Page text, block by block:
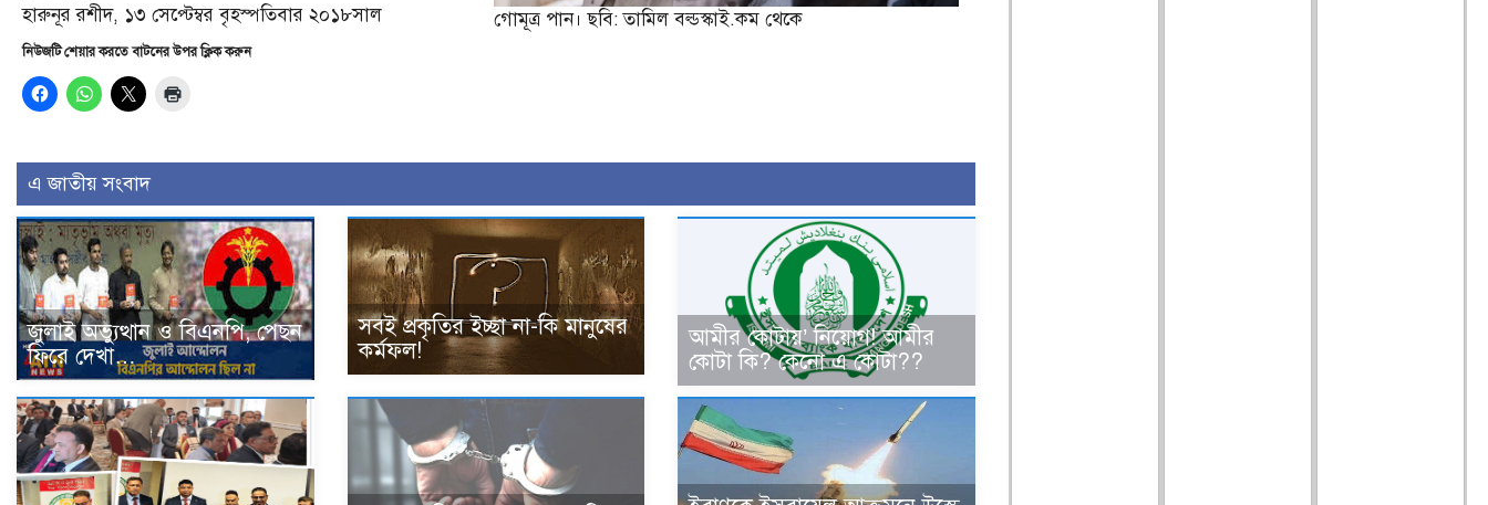
গোমূত্র পান। ছবি: তামিল বল্ডস্কাই.কম থেকে
হারুনূর রশীদ, ১৩ সেপ্টেম্বর বৃহস্পতিবার ২০১৮সাল
নিউজটি শেয়ার করতে বাটনের উপর ক্লিক করুন
এ জাতীয় সংবাদ
জুলাই অভ্যুত্থান ও বিএনপি, পেছন
ফিরে দেখা…
সবই প্রকৃতির ইচ্ছা না-কি মানুষের
কর্মফল!
আমীর কোটায়’ নিয়োগ! আমীর
কোটা কি? কেনো এ কোটা??